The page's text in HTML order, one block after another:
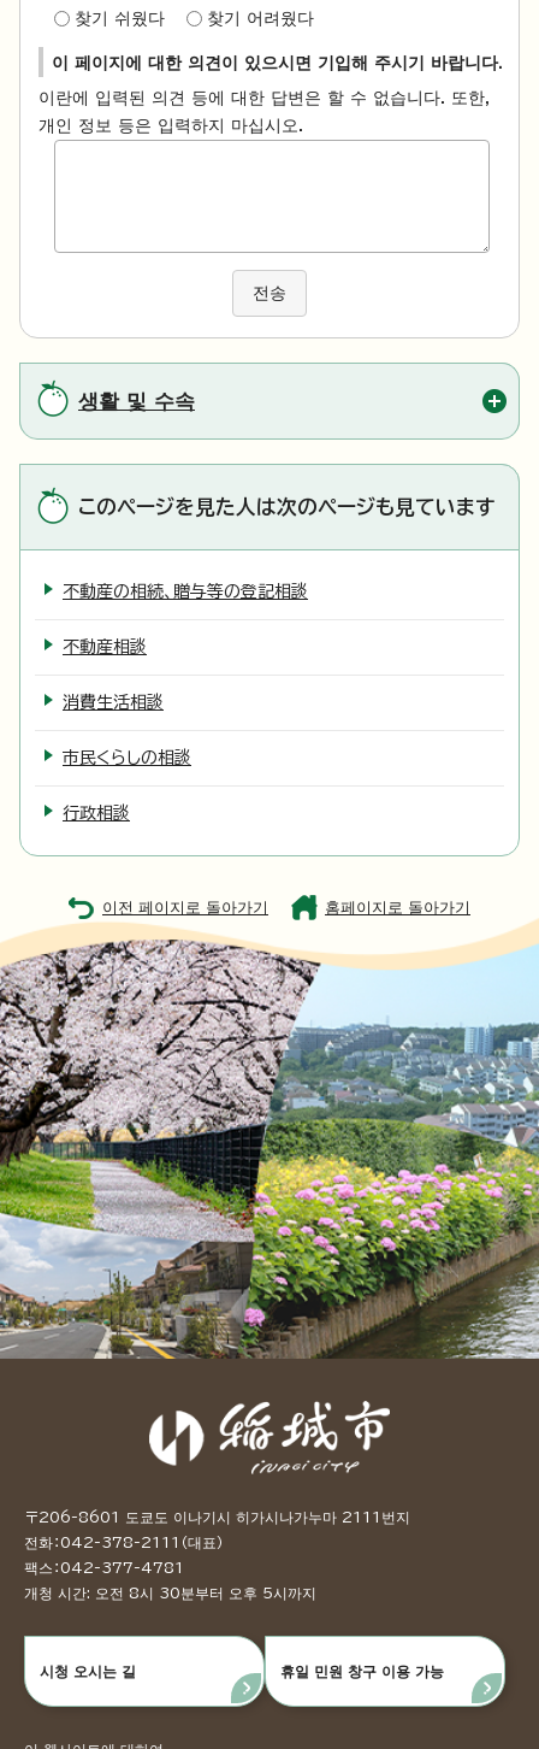
찾기 쉬웠다 찾기 어려웠다
이 페이지에 대한 의견이 있으시면 기입해 주시기 바랍니다.
이란에 입력된 의견 등에 대한 답변은 할 수 없습니다. 또한,
개인 정보 등은 입력하지 마십시오.
전송
생활 및 수속
このページを見た人は次のページも見ています
不動産の相続、贈与等の登記相談
不動産相談
消費生活相談
市民くらしの相談
行政相談
이전 페이지로 돌아가기 홈페이지로 돌아가기
〒206-8601 도쿄도 이나기시 히가시나가누마 2111번지
전화：042-378-2111（대표）
팩스：042-377-4781
개청 시간: 오전 8시 30분부터 오후 5시까지
시청 오시는 길 휴일 민원 창구 이용 가능